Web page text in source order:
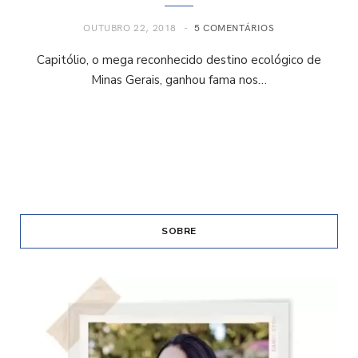
OUTUBRO 22, 2018 5 COMENTÁRIOS
Capitólio, o mega reconhecido destino ecológico de
Minas Gerais, ganhou fama nos…
SOBRE